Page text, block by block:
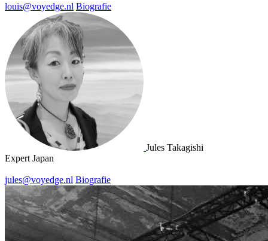
louis@voyedge.nl Biografie
Jules Takagishi
Expert Japan
jules@voyedge.nl Biografie